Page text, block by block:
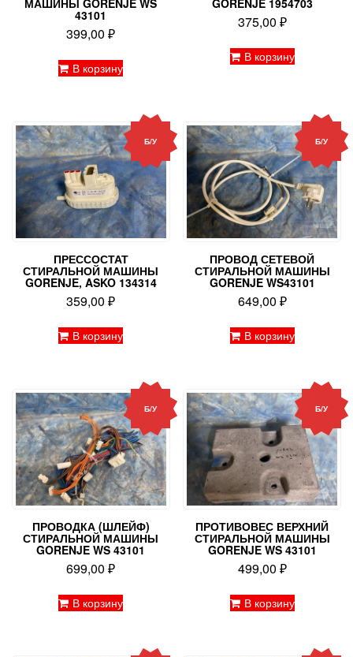
43101
399,00₽
В корзину
375,00 ₽
В корзину
Б/У
ПРЕССОСТАТ
СТИРАЛЬНОЙ МАШИНЫ
GORENJE, ASKO 134314
359,00₽
В корзину
Б/У
ПРОВОД СЕТЕВОЙ
СТИРАЛЬНОЙ МАШИНЫ
GORENJE WS43101
649,00 ₽
В корзину
Б/У
ПРОВОДКА (ШЛЕЙФ)
СТИРАЛЬНОЙ МАШИНЫ
GORENJE WS 43101
699,00₽
В корзину
Б/У
ПРОТИВОВЕС ВЕРХНИЙ
СТИРАЛЬНОЙ МАШИНЫ
GORENJE WS 43101
499,00 ₽
В корзину